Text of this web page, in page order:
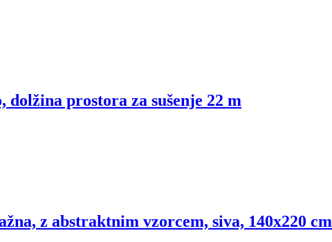
prostora za sušenje 22 m
z abstraktnim vzorcem, siva, 140x220 cm